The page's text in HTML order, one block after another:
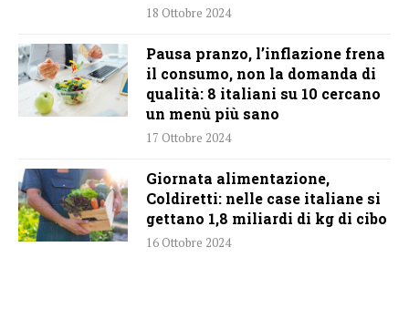
18 Ottobre 2024
Pausa pranzo, l’inflazione frena
il consumo, non la domanda di
qualità: 8 italiani su 10 cercano
un menù più sano
17 Ottobre 2024
Giornata alimentazione,
Coldiretti: nelle case italiane si
gettano 1,8 miliardi di kg di cibo
16 Ottobre 2024